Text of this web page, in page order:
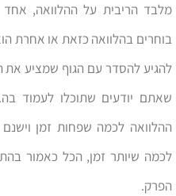
מלבד הריבית על ההלוואה,
בוחרים בהלוואה כזאת או אחרת
להגיע להסדר עם הגוף שמציע את
שאתם יודעים שתוכלו לעמוד
ההלוואה לכמה שפחות זמן
לכמה שיותר זמן, הכל כאמור
הפרק.